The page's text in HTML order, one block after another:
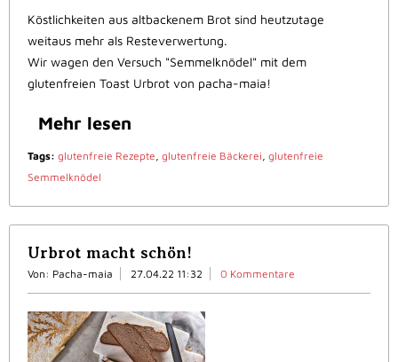
Köstlichkeiten aus altbackenem Brot sind heutzutage
weitaus mehr als Resteverwertung.
Wir wagen den Versuch "Semmelknödel" mit dem
glutenfreien Toast Urbrot von pacha-maia!
Mehr lesen
Tags: glutenfreie Rezepte, glutenfreie Bäckerei, glutenfreie
Semmelknödel
Urbrot macht schön!
Von: Pacha-maia 27.04.22 11:32 0 Kommentare